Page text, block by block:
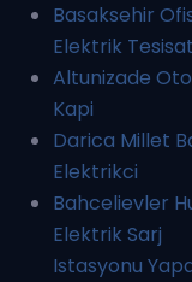
Basaksehir
Elektrik
Altunizade
Kapi
Darica Millet
Elektrikci
Bahcelievler
Elektrik Sarj
Istasyonu